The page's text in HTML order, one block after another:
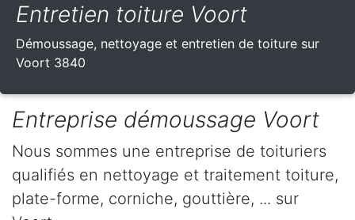
Entretien toiture Voort
Démoussage, nettoyage et entretien de toiture sur
Voort 3840
Entreprise démoussage Voort
Nous sommes une entreprise de toituriers
qualifiés en nettoyage et traitement toiture,
plate-forme, corniche, gouttière, ... sur